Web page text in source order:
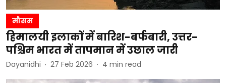
मौसम
हिमालयी इलाकों में बारिश-बर्फबारी, उत्तर-
पश्चिम भारत में तापमान में उछाल जारी
Dayanidhi 27 Feb 2026 4 min read